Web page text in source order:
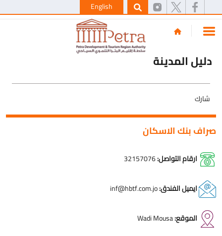
English
دليل المدينة
شارك
صراف بنك الاسكان
ارقام التواصل:32157076
ايميل الفندق:inf@hbtf.com.jo
الموقع:Wadi Mousa